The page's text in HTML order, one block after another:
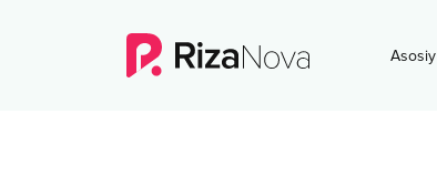
Asosiy